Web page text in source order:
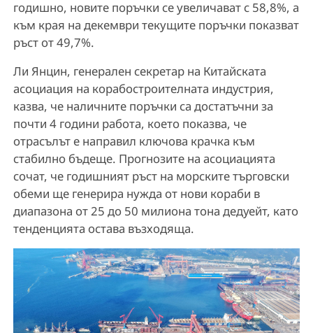
годишно, новите поръчки се увеличават с 58,8%, а
към края на декември текущите поръчки показват
ръст от 49,7%.
Ли Янцин, генерален секретар на Китайската
асоциация на корабостроителната индустрия,
казва, че наличните поръчки са достатъчни за
почти 4 години работа, което показва, че
отрасълът е направил ключова крачка към
стабилно бъдеще. Прогнозите на асоциацията
сочат, че годишният ръст на морските търговски
обеми ще генерира нужда от нови кораби в
диапазона от 25 до 50 милиона тона дедуейт, като
тенденцията остава възходяща.